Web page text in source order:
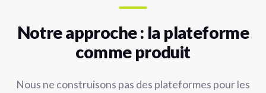
Notre approche : la plateforme
comme produit
Nous ne construisons pas des plateformes pour les